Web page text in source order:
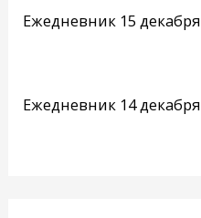
Ежедневник 15 декабря
Ежедневник 14 декабря